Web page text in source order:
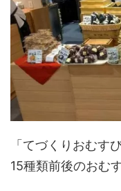
「てづくりおむす
15種類前後のおむ